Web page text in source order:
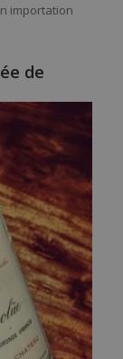
importation
de